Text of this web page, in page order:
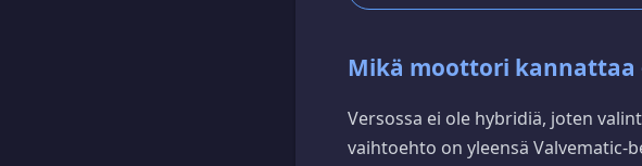
Mikä moottori kannattaa
Versossa ei ole hybridiä, joten
vaihtoehto on yleensä Valvematic-